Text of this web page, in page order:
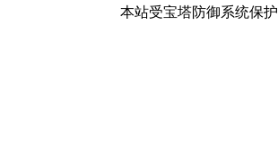
本站受宝塔防御系统保护